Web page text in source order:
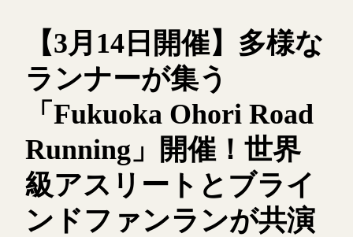
【3月14日開催】多様な
ランナーが集う
「Fukuoka Ohori Road
Running」開催！世界
級アスリートとブライ
ンドファンランが共演